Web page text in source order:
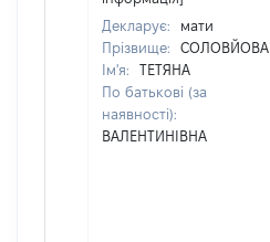
Декларує:
мати
Прізвище:
СОЛОВЙОВА
Ім'я:
ТЕТЯНА
По батькові (за
наявності):
ВАЛЕНТИНІВНА